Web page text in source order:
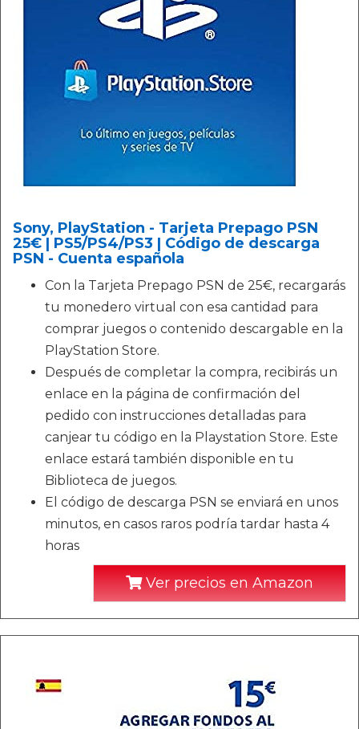
Sony, PlayStation - Tarjeta Prepago PSN
25€ | PS5/PS4/PS3 | Código de descarga
PSN - Cuenta española
Con la Tarjeta Prepago PSN de 25€, recargarás
tu monedero virtual con esa cantidad para
comprar juegos o contenido descargable en la
PlayStation Store.
Después de completar la compra, recibirás un
enlace en la página de confirmación del
pedido con instrucciones detalladas para
canjear tu código en la Playstation Store. Este
enlace estará también disponible en tu
Biblioteca de juegos.
El código de descarga PSN se enviará en unos
minutos, en casos raros podría tardar hasta 4
horas
Ver precios en Amazon